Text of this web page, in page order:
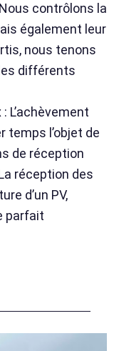
contrôlons la
également leur
nous tenons
différents
L’achèvement
temps l’objet de
de réception
réception des
d’un PV,
parfait